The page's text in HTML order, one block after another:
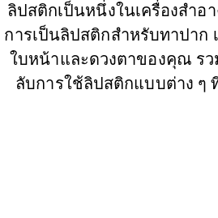
ลิปสติกเป็นหนึ่งในเครื่องสำอ
การเป็นลิปสติกสำหรับทาปาก
ใบหน้าและดวงตาของคุณ รว
ลับการใช้ลิปสติกแบบต่าง ๆ